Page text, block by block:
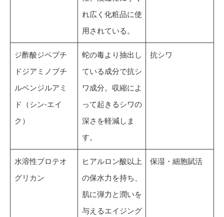
れ広く化粧品に使
用されている。
ジ酢酸ジペプチ
ドジアミノブチ
ルベンジルアミ
ド（シン-エイ
ク）
蛇の毒より抽出し
ている成分で抗シ
ワ成分。収縮によ
って起きるシワの
深さを軽減しま
す。
抗シワ
水溶性プロテオ
グリカン
ヒアルロン酸以上
の保水力を持ち、
肌に弾力と潤いを
与えるエイジング
保湿・細胞賦活